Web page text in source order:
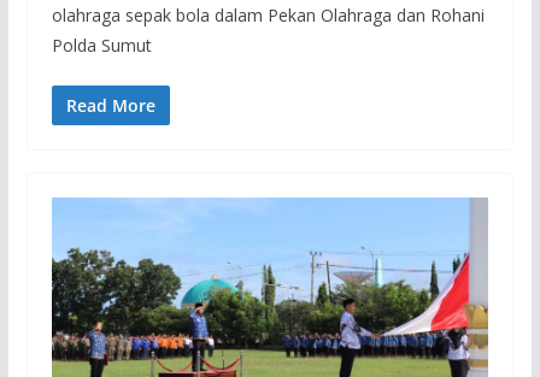
olahraga sepak bola dalam Pekan Olahraga dan Rohani
Polda Sumut
Read More